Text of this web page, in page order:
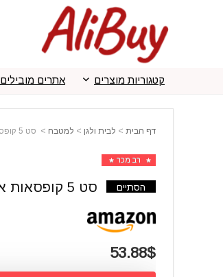
קטגוריות מוצרים אתרים מובילים
דף הבית > לבית ולגן > למטבח > סט 5 קופסאות אחסון OXO Pop
רב מכר
הסתיים סט 5 קופסאות אחסון OXO Pop
53.88$